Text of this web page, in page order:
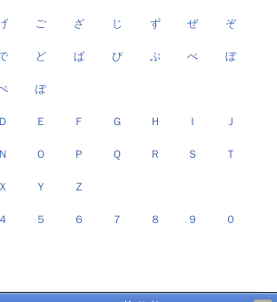
ご ざ じ ず ぜ ぞ
ど ば び ぶ べ ぼ
ぽ
Ｄ Ｅ Ｆ Ｇ Ｈ Ｉ Ｊ
Ｎ Ｏ Ｐ Ｑ Ｒ Ｓ Ｔ
Ｘ Ｙ Ｚ
４ ５ ６ ７ ８ ９ ０